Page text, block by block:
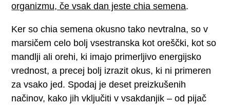
organizmu, če vsak dan jeste chia semena.
Ker so chia semena okusno tako nevtralna, so v
marsičem celo bolj vsestranska kot oreščki, kot so
mandlji ali orehi, ki imajo primerljivo energijsko
vrednost, a precej bolj izrazit okus, ki ni primeren
za vsako jed. Spodaj je deset preizkušenih
načinov, kako jih vključiti v vsakdanjik – od pijač